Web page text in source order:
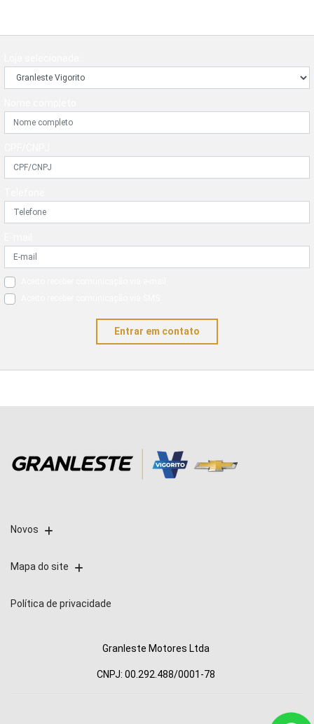
Entrar em contato
Novos
Mapa do site
Política de privacidade
Granleste Motores Ltda
CNPJ: 00.292.488/0001-78